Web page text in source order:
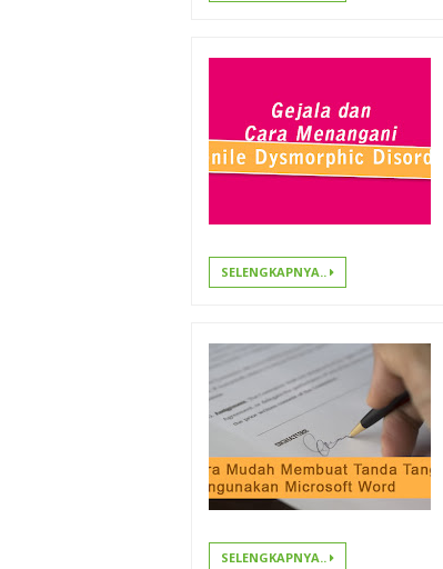
SELENGKAPNYA..
SELENGKAPNYA..